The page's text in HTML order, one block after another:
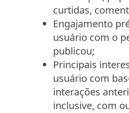
curtidas,
Engajamento
usuário com o
publicou;
Principais
usuário com
interações
inclusive, com